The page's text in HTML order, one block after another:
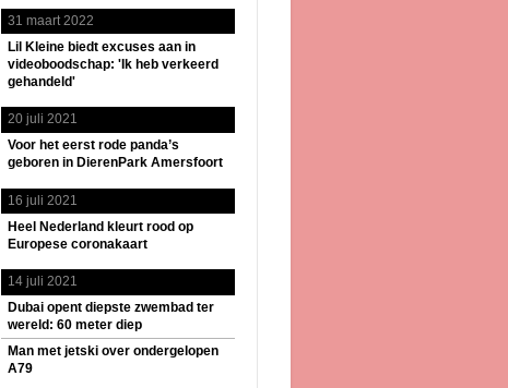
31 maart 2022
Lil Kleine biedt excuses aan in
videoboodschap: 'Ik heb verkeerd
gehandeld'
20 juli 2021
Voor het eerst rode panda’s
geboren in DierenPark Amersfoort
16 juli 2021
Heel Nederland kleurt rood op
Europese coronakaart
14 juli 2021
Dubai opent diepste zwembad ter
wereld: 60 meter diep
Man met jetski over ondergelopen
A79